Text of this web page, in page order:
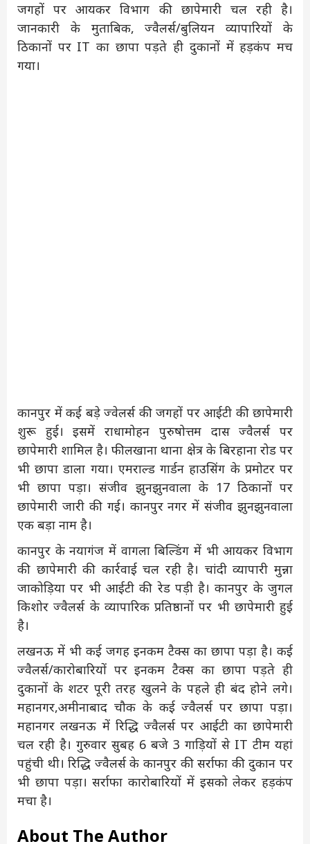
जगहों पर आयकर विभाग की छापेमारी चल रही है।
जानकारी के मुताबिक, ज्वैलर्स/बुलियन व्यापारियों के
ठिकानों पर IT का छापा पड़ते ही दुकानों में हड़कंप मच
गया।
कानपुर में कई बड़े ज्वेलर्स की जगहों पर आईटी की छापेमारी
शुरू हुई। इसमें राधामोहन पुरुषोत्तम दास ज्वैलर्स पर
छापेमारी शामिल है। फीलखाना थाना क्षेत्र के बिरहाना रोड पर
भी छापा डाला गया। एमराल्ड गार्डन हाउसिंग के प्रमोटर पर
भी छापा पड़ा। संजीव झुनझुनवाला के 17 ठिकानों पर
छापेमारी जारी की गई। कानपुर नगर में संजीव झुनझुनवाला
एक बड़ा नाम है।
कानपुर के नयागंज में वागला बिल्डिंग में भी आयकर विभाग
की छापेमारी की कार्रवाई चल रही है। चांदी व्यापारी मुन्ना
जाकोड़िया पर भी आईटी की रेड पड़ी है। कानपुर के जुगल
किशोर ज्वैलर्स के व्यापारिक प्रतिष्ठानों पर भी छापेमारी हुई
है।
लखनऊ में भी कई जगह इनकम टैक्स का छापा पड़ा है। कई
ज्वैलर्स/कारोबारियों पर इनकम टैक्स का छापा पड़ते ही
दुकानों के शटर पूरी तरह खुलने के पहले ही बंद होने लगे।
महानगर,अमीनाबाद चौक के कई ज्वैलर्स पर छापा पड़ा।
महानगर लखनऊ में रिद्धि ज्वैलर्स पर आईटी का छापेमारी
चल रही है। गुरुवार सुबह 6 बजे 3 गाड़ियों से IT टीम यहां
पहुंची थी। रिद्धि ज्वैलर्स के कानपुर की सर्राफा की दुकान पर
भी छापा पड़ा। सर्राफा कारोबारियों में इसको लेकर हड़कंप
मचा है।
About The Author